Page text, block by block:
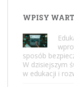
WPISY
sposób
W dzisiejszym
w edukacji i